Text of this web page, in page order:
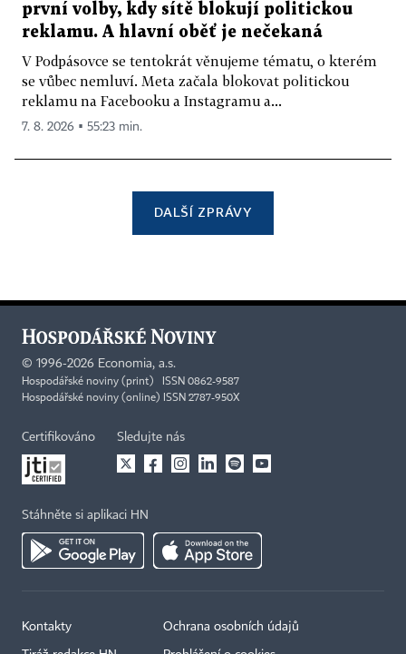
první volby, kdy sítě blokují politickou
reklamu. A hlavní oběť je nečekaná
V Podpásovce se tentokrát věnujeme tématu, o kterém
se vůbec nemluví. Meta začala blokovat politickou
reklamu na Facebooku a Instagramu a...
7. 8. 2026 ▪ 55:23 min.
DALŠÍ ZPRÁVY
© 1996-2026 Economia, a.s.
Hospodářské noviny (print) ISSN 0862-9587
Hospodářské noviny (online) ISSN 2787-950X
Certifikováno Sledujte nás
Stáhněte si aplikaci HN
Kontakty Ochrana osobních údajů